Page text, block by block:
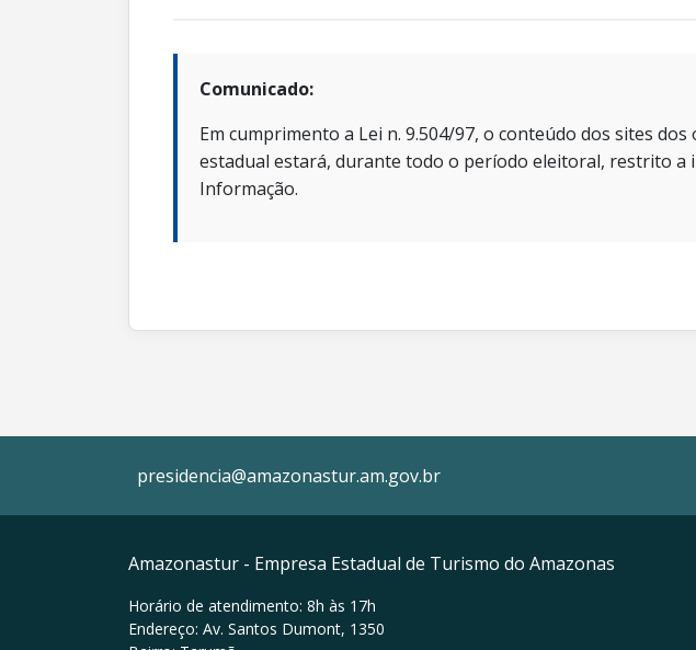
Comunicado:
Em cumprimento a Lei n. 9.504/97, o conteúdo dos sites
estadual estará, durante todo o período eleitoral, restrito a
Informação.
presidencia@amazonastur.am.gov.br
Amazonastur - Empresa Estadual de Turismo do Amazonas
Horário de atendimento: 8h às 17h
Endereço: Av. Santos Dumont, 1350